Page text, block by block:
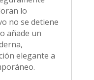
lo
no se detiene
añade un
elegante a